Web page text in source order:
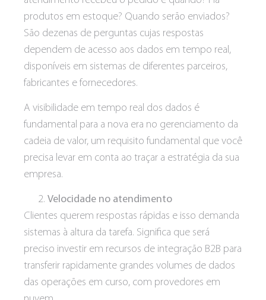
produtos em estoque? Quando serão enviados?
São dezenas de perguntas cujas respostas
dependem de acesso aos dados em tempo real,
disponíveis em sistemas de diferentes parceiros,
fabricantes e fornecedores.
A visibilidade em tempo real dos dados é
fundamental para a nova era no gerenciamento da
cadeia de valor, um requisito fundamental que você
precisa levar em conta ao traçar a estratégia da sua
empresa.
Velocidade no atendimento
Clientes querem respostas rápidas e isso demanda
sistemas à altura da tarefa. Significa que será
preciso investir em recursos de integração B2B para
transferir rapidamente grandes volumes de dados
das operações em curso, com provedores em